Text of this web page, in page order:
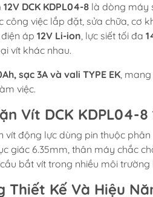
DCK KDPL04-8 là dòng máy
công việc lắp đặt, sửa chữa, cơ
điện áp 12V Li-ion, lực siết tối đa
vít khác nhau.
sạc 3A và vali TYPE EK,
việc.
Vít DCK KDPL04-8
vít động lực dùng pin thuộc
giác 6.35mm, thân máy chắc
bắt vít trong nhiều môi trường
Thiết Kế Và Hiệu